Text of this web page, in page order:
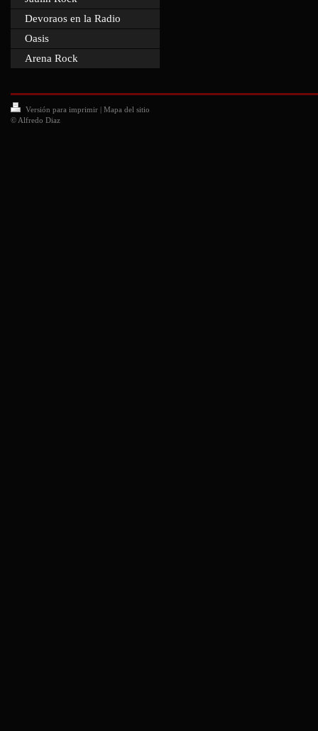
Devoraos en la Radio
Oasis
Arena Rock
Versión para imprimir | Mapa del sitio
© Alfredo Diaz